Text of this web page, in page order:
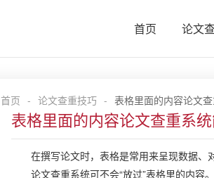
首页 论文
首页 - 论文查重技巧 - 表格里面的内容论文
表格里面的内容论文查重系统
在撰写论文时，表格是常用来呈现数据、
论文查重系统可不会“放过”表格里的内容